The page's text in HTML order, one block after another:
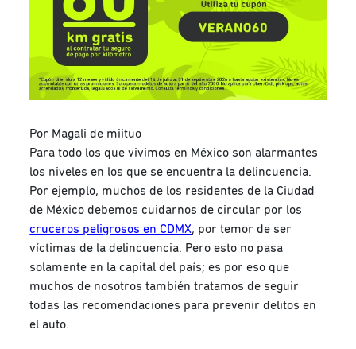
Por Magali de miituo
Para todo los que vivimos en México son alarmantes
los niveles en los que se encuentra la delincuencia.
Por ejemplo, muchos de los residentes de la Ciudad
de México debemos cuidarnos de circular por los
cruceros peligrosos en CDMX, por temor de ser
víctimas de la delincuencia. Pero esto no pasa
solamente en la capital del país; es por eso que
muchos de nosotros también tratamos de seguir
todas las recomendaciones para prevenir delitos en
el auto.